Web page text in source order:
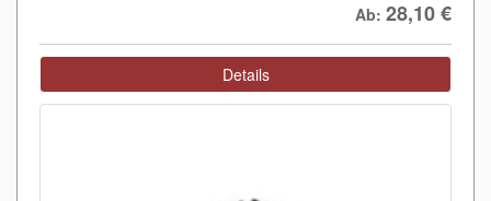
Ab: 28,10€
Details